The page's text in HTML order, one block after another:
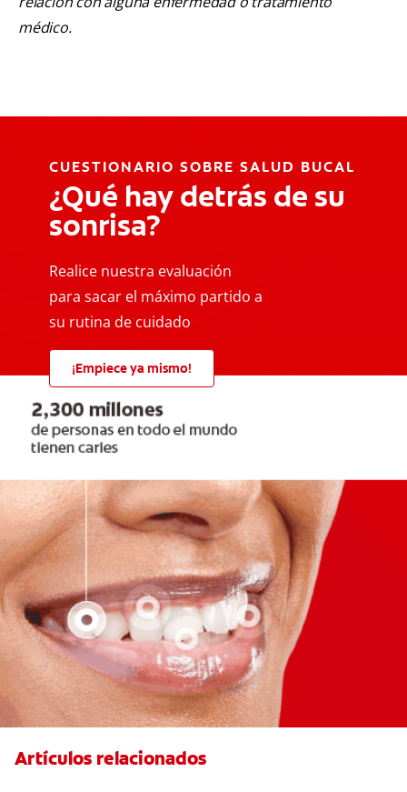
médico.
CUESTIONARIO SOBRE SALUD BUCAL
¿Qué hay detrás de su
sonrisa?
Realice nuestra evaluación
para sacar el máximo partido a
su rutina de cuidado
¡Empiece ya mismo!
Artículos relacionados